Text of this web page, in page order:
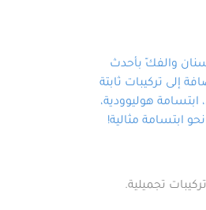
والفكّ بأحدث
إلى تركيبات ثابتة
هوليوودية،
ابتسامة مثالية!
تجميلية.